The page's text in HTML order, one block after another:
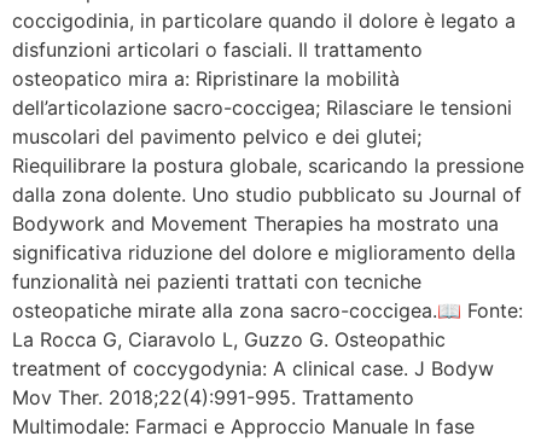
coccigodinia, in particolare quando il dolore è legato a
disfunzioni articolari o fasciali. Il trattamento
osteopatico mira a: Ripristinare la mobilità
dell’articolazione sacro-coccigea; Rilasciare le tensioni
muscolari del pavimento pelvico e dei glutei;
Riequilibrare la postura globale, scaricando la pressione
dalla zona dolente. Uno studio pubblicato su Journal of
Bodywork and Movement Therapies ha mostrato una
significativa riduzione del dolore e miglioramento della
funzionalità nei pazienti trattati con tecniche
osteopatiche mirate alla zona sacro-coccigea.📖 Fonte:
La Rocca G, Ciaravolo L, Guzzo G. Osteopathic
treatment of coccygodynia: A clinical case. J Bodyw
Mov Ther. 2018;22(4):991-995. Trattamento
Multimodale: Farmaci e Approccio Manuale In fase